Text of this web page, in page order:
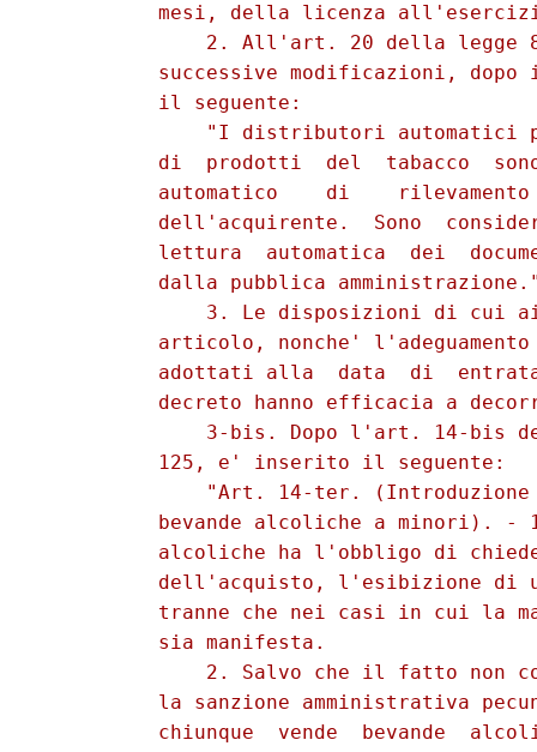
mesi, della licenza
2. All'art. 20 della legge
successive modificazioni, dopo
          il seguente:
"I distributori automatici
di  prodotti  del  tabacco
automatico    di
dell'acquirente.  Sono
lettura  automatica  dei
dalla pubblica
3. Le disposizioni di cui
articolo, nonche'
adottati alla  data  di
decreto hanno efficacia a
3-bis. Dopo l'art. 14-bis
          125, e' inserito il seguente:
"Art. 14-ter.
bevande alcoliche a minori). -
alcoliche ha l'obbligo di
dell'acquisto, l'esibizione di
tranne che nei casi in cui la
          sia manifesta.
2. Salvo che il fatto non
la sanzione amministrativa
chiunque  vende  bevande